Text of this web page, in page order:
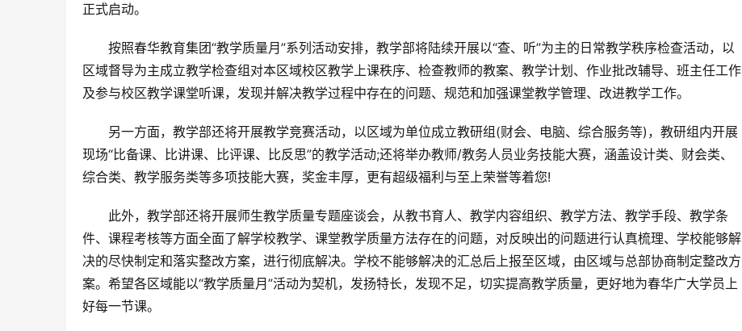
正式启动。
按照春华教育集团“教学质量月”系列活动安排，教学部将陆续开展以“查、听”为主的日常教学秩序检查活动，以
区域督导为主成立教学检查组对本区域校区教学上课秩序、检查教师的教案、教学计划、作业批改辅导、班主任工作
及参与校区教学课堂听课，发现并解决教学过程中存在的问题、规范和加强课堂教学管理、改进教学工作。
另一方面，教学部还将开展教学竞赛活动，以区域为单位成立教研组(财会、电脑、综合服务等)，教研组内开展
现场“比备课、比讲课、比评课、比反思”的教学活动;还将举办教师/教务人员业务技能大赛，涵盖设计类、财会类、
综合类、教学服务类等多项技能大赛，奖金丰厚，更有超级福利与至上荣誉等着您!
此外，教学部还将开展师生教学质量专题座谈会，从教书育人、教学内容组织、教学方法、教学手段、教学条
件、课程考核等方面全面了解学校教学、课堂教学质量方法存在的问题，对反映出的问题进行认真梳理、学校能够解
决的尽快制定和落实整改方案，进行彻底解决。学校不能够解决的汇总后上报至区域，由区域与总部协商制定整改方
案。希望各区域能以“教学质量月”活动为契机，发扬特长，发现不足，切实提高教学质量，更好地为春华广大学员上
好每一节课。